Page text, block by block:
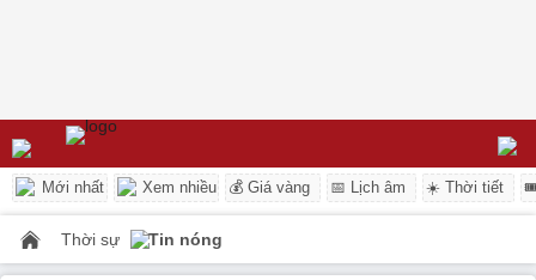
Mới nhất Xem nhiều 💰 Giá vàng 📅 Lịch âm ☀️ Thời tiết
Thời sự Tin nóng